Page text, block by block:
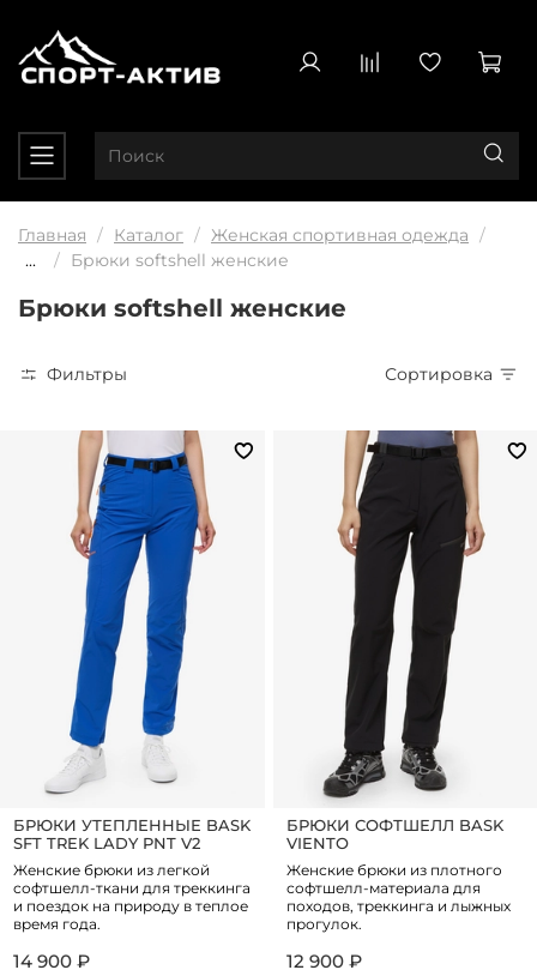
Главная Каталог
Женская спортивная одежда
...
Брюки softshell женские
Брюки softshell женские
Фильтры Сортировка
БРЮКИ УТЕПЛЕННЫЕ BASK
SFT TREK LADY PNT V2
Женские брюки из легкой
софтшелл-ткани для треккинга
и поездок на природу в теплое
время года.
14 900 ₽
БРЮКИ СОФТШЕЛЛ BASK
VIENTO
Женские брюки из плотного
софтшелл-материала для
походов, треккинга и лыжных
прогулок.
12 900 ₽